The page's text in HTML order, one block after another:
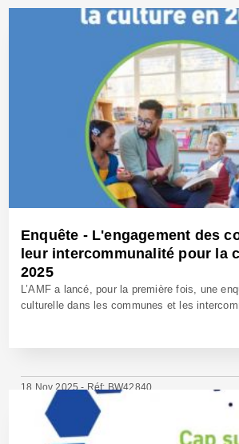
Enquête - L'engagement des
leur intercommunalité pour la
2025
L’AMF a lancé, pour la première fois, une
culturelle dans les communes et les
18 Nov 2025 - Réf: BW42840